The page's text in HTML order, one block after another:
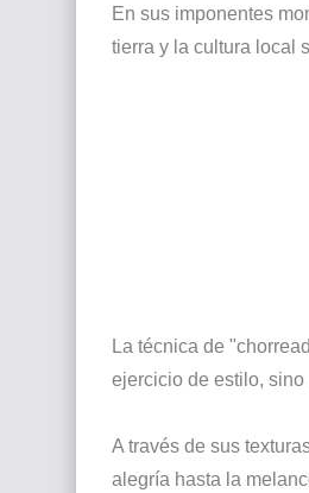
En sus imponentes
tierra y la cultura local
La técnica de
ejercicio de estilo,
A través de sus
alegría hasta la